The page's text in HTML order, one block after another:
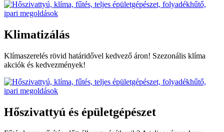
Klimatizálás
Klímaszerelés rövid határidővel kedvező áron! Szezonális klíma
akciók és kedvezmények!
Hőszivattyú és épületgépészet